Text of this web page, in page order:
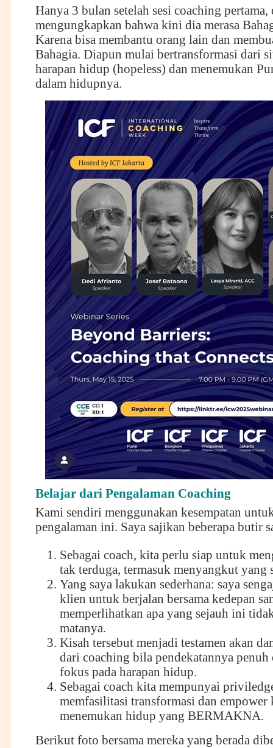
Hanya 3 bulan setelah sesi coaching pertama,
mengungkapkan bahwa kini dia merasa
Karena bisa membantu orang lain dan
Bahagia. Diapun mulai bertransformasi dari
harapan hidup (hopeless) dan menemukan
dalam hidupnya.
Belajar dari Pengalaman Coaching
Kami sendiri menggunakan kesempatan
pengalaman ini. Saya sajikan beberapa butir
Sebagai coach, kita perlu siap untuk
tak terduga, termasuk menyangkut yang
Yang saya lakukan sederhana: saya
klien untuk berjalan bersama kedepan
memperlihatkan apa yang sejauh ini
matanya.
Kisah tersebut menjadi testamen akan
dari coaching bila pendekatannya penuh
fokus pada harapan hidup.
Sebagai coach kita mempunyai
memfasilitasi transformasi dan
menemukan hidup yang BERMAKNA.
Berikut foto bersama mereka yang berada